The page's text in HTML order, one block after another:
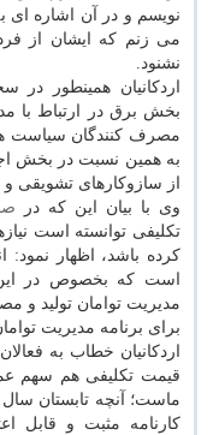
نویسم و در آن اشاره ای
می زنم كه ایشان از
نشنود.
اردكانیان همینطور
بخش برق در ارتباط با
مصرف كنندگان سیاست
به همین نسبت در بخش
از سازوكارهای تشویقی
وی با بیان این كه در
تكلیفی توانسته است
كرده باشد، اظهار نمود:
است كه بخصوص در این
مدیریت توامان تولید
برای برنامه مدیریت
اردكانیان خطاب به فعالان
قیمت تكلیفی هم سهم
ماست؛ آنچه تابستان سال
كارنامه مثبت و قابل